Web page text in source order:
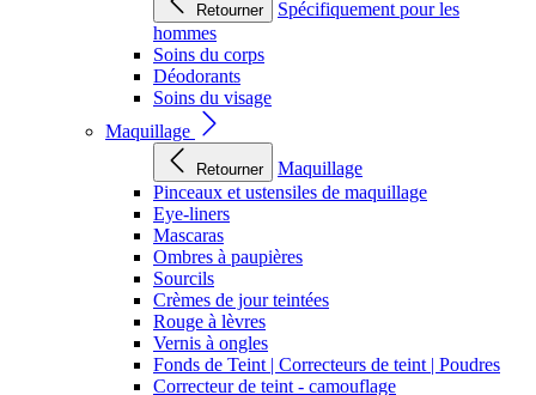
Retourner
Spécifiquement pour les
hommes
Soins du corps
Déodorants
Soins du visage
Maquillage
Retourner
Maquillage
Pinceaux et ustensiles de maquillage
Eye-liners
Mascaras
Ombres à paupières
Sourcils
Crèmes de jour teintées
Rouge à lèvres
Vernis à ongles
Fonds de Teint | Correcteurs de teint | Poudres
Correcteur de teint - camouflage